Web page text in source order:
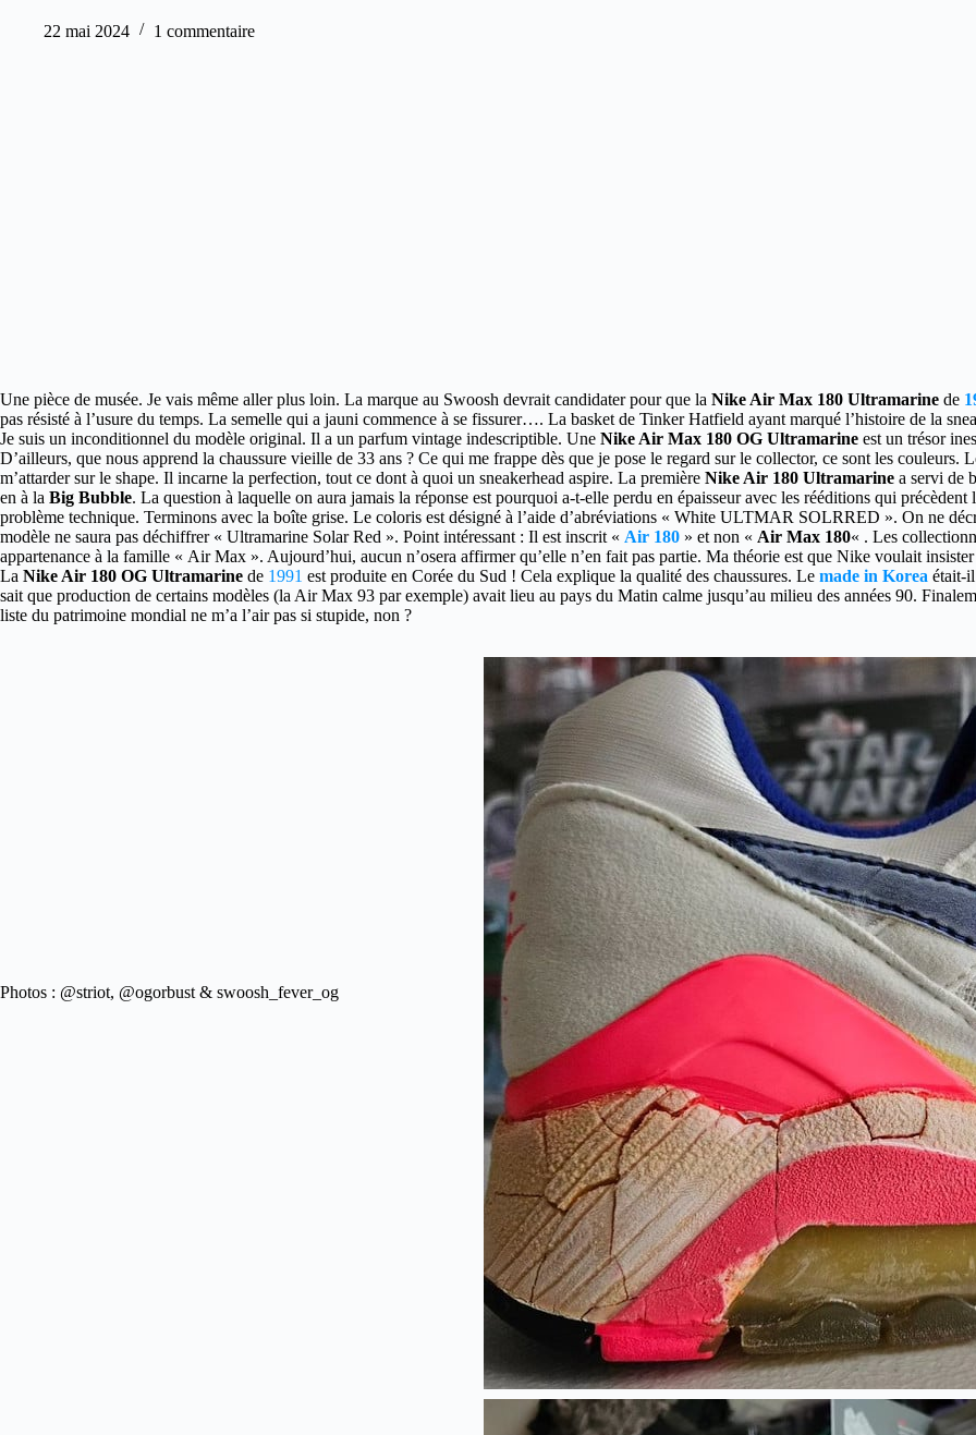
22 mai 2024 1 commentaire
Une pièce de musée. Je vais même aller plus loin. La marque au Swoosh devrait candidater pour que la Nike Air Max 180 Ultramarine de
pas résisté à l’usure du temps. La semelle qui a jauni commence à se fissurer…. La basket de Tinker Hatfield ayant marqué l’histoire de la
Je suis un inconditionnel du modèle original. Il a un parfum vintage indescriptible. Une Nike Air Max 180 OG Ultramarine est un trésor
D’ailleurs, que nous apprend la chaussure vieille de 33 ans ? Ce qui me frappe dès que je pose le regard sur le collector, ce sont les
m’attarder sur le shape. Il incarne la perfection, tout ce dont à quoi un sneakerhead aspire. La première Nike Air 180 Ultramarine a servi de
en à la Big Bubble. La question à laquelle on aura jamais la réponse est pourquoi a-t-elle perdu en épaisseur avec les rééditions qui
problème technique. Terminons avec la boîte grise. Le coloris est désigné à l’aide d’abréviations « White ULTMAR SOLRRED ». On ne
modèle ne saura pas déchiffrer « Ultramarine Solar Red ». Point intéressant : Il est inscrit « Air 180 » et non « Air Max 180« . Les
appartenance à la famille « Air Max ». Aujourd’hui, aucun n’osera affirmer qu’elle n’en fait pas partie. Ma théorie est que Nike voulait
La Nike Air 180 OG Ultramarine de 1991 est produite en Corée du Sud ! Cela explique la qualité des chaussures. Le made in Korea était-
sait que production de certains modèles (la Air Max 93 par exemple) avait lieu au pays du Matin calme jusqu’au milieu des années 90.
liste du patrimoine mondial ne m’a l’air pas si stupide, non ?
Photos : @striot, @ogorbust & swoosh_fever_og